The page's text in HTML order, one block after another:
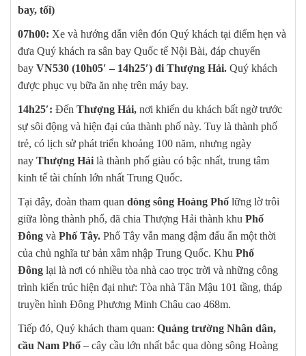
bay, tối)
07h00: Xe và hướng dẫn viên đón Quý khách tại điểm hẹn và
đưa Quý khách ra sân bay Quốc tế Nội Bài, đáp chuyến
bay VN530 (10h05′ – 14h25′) đi Thượng Hải. Quý khách
được phục vụ bữa ăn nhẹ trên máy bay.
14h25′: Đến Thượng Hải, nơi khiến du khách bất ngờ trước
sự sôi động và hiện đại của thành phố này. Tuy là thành phố
trẻ, có lịch sử phát triển khoảng 100 năm, nhưng ngày
nay Thượng Hải là thành phố giàu có bậc nhất, trung tâm
kinh tế tài chính lớn nhất Trung Quốc.
Tại đây, đoàn tham quan dòng sông Hoàng Phố lững lờ trôi
giữa lòng thành phố, đã chia Thượng Hải thành khu Phố
Đông và Phố Tây. Phố Tây vẫn mang đậm đấu ấn một thời
của chủ nghĩa tư bản xâm nhập Trung Quốc. Khu Phố
Đông lại là nơi có nhiều tòa nhà cao trọc trời và những công
trình kiến trúc hiện đại như: Tòa nhà Tân Mậu 101 tầng, tháp
truyền hình Đông Phương Minh Châu cao 468m.
Tiếp đó, Quý khách tham quan: Quảng trường Nhân dân,
cầu Nam Phố – cây cầu lớn nhất bắc qua dòng sông Hoàng